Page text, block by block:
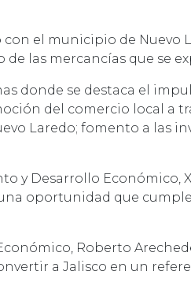
el municipio de Nuevo
las mercancías que se
donde se destaca el
del comercio local a
Laredo; fomento a las
y Desarrollo Económico,
oportunidad que
Roberto
a Jalisco en un